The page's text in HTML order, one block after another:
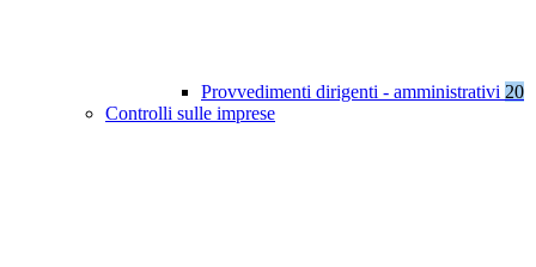
Provvedimenti dirigenti - amministrativi 20
Controlli sulle imprese